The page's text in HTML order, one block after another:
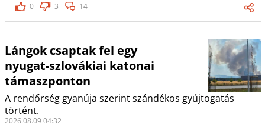
0
3 14
Lángok csaptak fel egy
nyugat-szlovákiai katonai
támaszponton
A rendőrség gyanúja szerint szándékos gyújtogatás
történt.
2026.08.09 04:32